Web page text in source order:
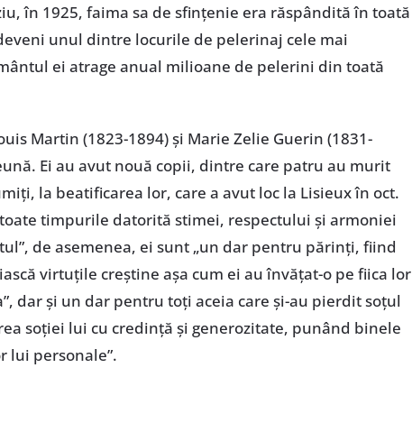
în 1925, faima sa de sfinţenie era răspândită în toată
unul dintre locurile de pelerinaj cele mai
ei atrage anual milioane de pelerini din toată
Martin (1823-1894) şi Marie Zelie Guerin (1831-
Ei au avut nouă copii, dintre care patru au murit
la beatificarea lor, care a avut loc la Lisieux în oct.
timpurile datorită stimei, respectului şi armoniei
de asemenea, ei sunt „un dar pentru părinţi, fiind
virtuţile creştine aşa cum ei au învăţat-o pe fiica lor
dar şi un dar pentru toţi aceia care şi-au pierdit soţul
soţiei lui cu credinţă şi generozitate, punând binele
lui personale”.